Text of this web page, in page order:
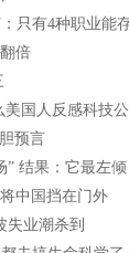
只有4种职业能
倍
国人反感科技公
预言
” 结果：它最左倾
中国挡在门外
失业潮杀到